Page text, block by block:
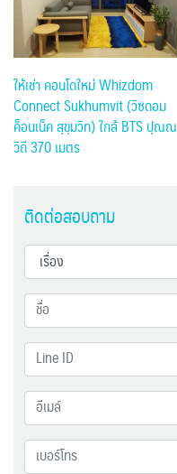
ให้เช่า คอนโดใหม่ Whizdom
Connect Sukhumvit (วิซดอม
ค็อนเน็ค สุขุมวิท) ใกล้ BTS ปุณณ
วิถี 370 เมตร
ติดต่อสอบถาม